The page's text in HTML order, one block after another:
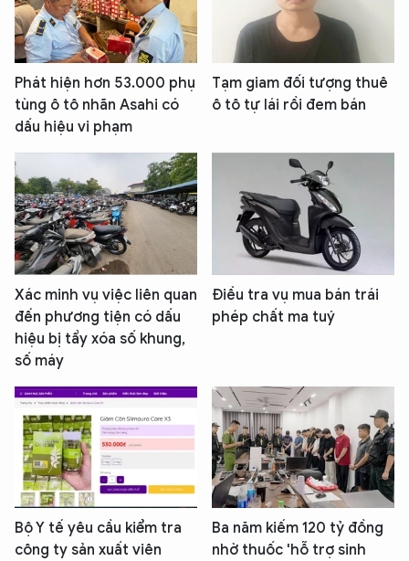
Phát hiện hơn 53.000 phụ
tùng ô tô nhãn Asahi có
dấu hiệu vi phạm
Tạm giam đối tượng thuê
ô tô tự lái rồi đem bán
Xác minh vụ việc liên quan
đến phương tiện có dấu
hiệu bị tẩy xóa số khung,
số máy
Điều tra vụ mua bán trái
phép chất ma tuý
Bộ Y tế yêu cầu kiểm tra
công ty sản xuất viên
Ba năm kiếm 120 tỷ đồng
nhờ thuốc 'hỗ trợ sinh